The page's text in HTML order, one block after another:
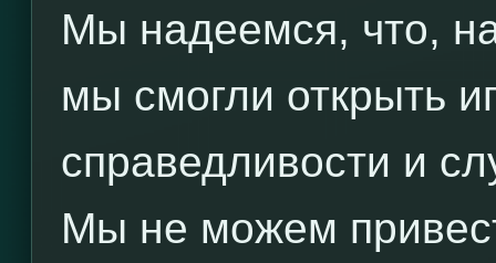
Мы надеемся, что,
мы смогли открыть
справедливости и
Мы не можем